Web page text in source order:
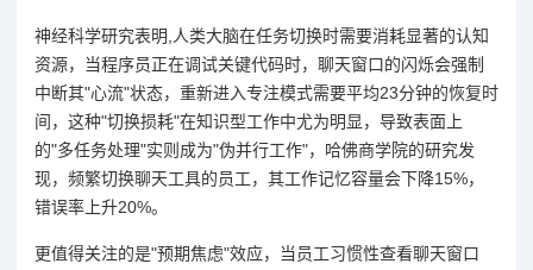
神经科学研究表明,人类大脑在任务切换时需要消耗显著的认知
资源，当程序员正在调试关键代码时，聊天窗口的闪烁会强制
中断其"心流"状态，重新进入专注模式需要平均23分钟的恢复时
间，这种"切换损耗"在知识型工作中尤为明显，导致表面上
的"多任务处理"实则成为"伪并行工作"，哈佛商学院的研究发
现，频繁切换聊天工具的员工，其工作记忆容量会下降15%，
错误率上升20%。
更值得关注的是"预期焦虑"效应，当员工习惯性查看聊天窗口